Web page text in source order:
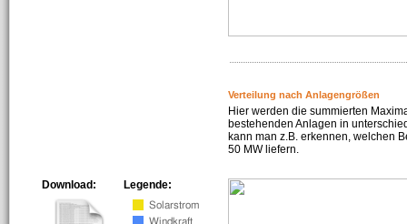
Verteilung nach Anlagengrößen
Hier werden die summierten
bestehenden Anlagen in
kann man z.B. erkennen, welchen
50 MW liefern.
Legende:
Download: